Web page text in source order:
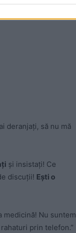
deranjaţi, să nu mă
şi insistaţi! Ce
discuţii! Eşti o
medicină! Nu suntem
prin telefon.”